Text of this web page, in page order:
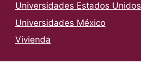
Universidades Estados Unidos
Universidades México
Vivienda